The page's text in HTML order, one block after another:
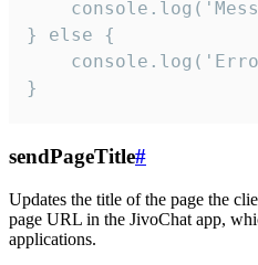
} else {
}
sendPageTitle#
Updates the title of the page the
page URL in the JivoChat app,
applications.